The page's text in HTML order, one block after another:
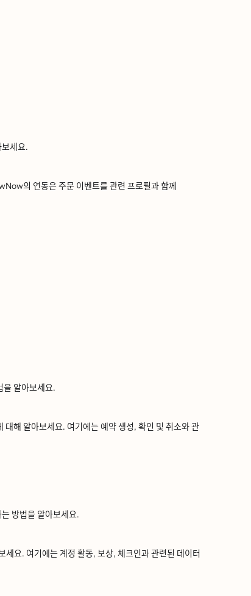
연동은 주문 이벤트를 관련 프로필과 함께
알아보세요.
알아보세요. 여기에는 예약 생성, 확인 및 취소와 관
방법을 알아보세요.
여기에는 계정 활동, 보상, 체크인과 관련된 데이터